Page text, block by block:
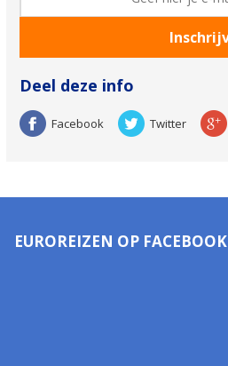
Deel deze info
Facebook Twitter
EUROREIZEN OP FACEBOOK